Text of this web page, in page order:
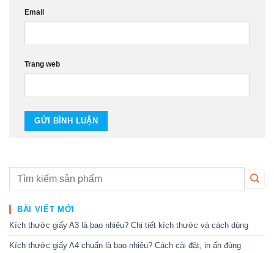
Email
Trang web
BÀI VIẾT MỚI
Kích thước giấy A3 là bao nhiêu? Chi tiết kích thước và cách dùng
Kích thước giấy A4 chuẩn là bao nhiêu? Cách cài đặt, in ấn đúng